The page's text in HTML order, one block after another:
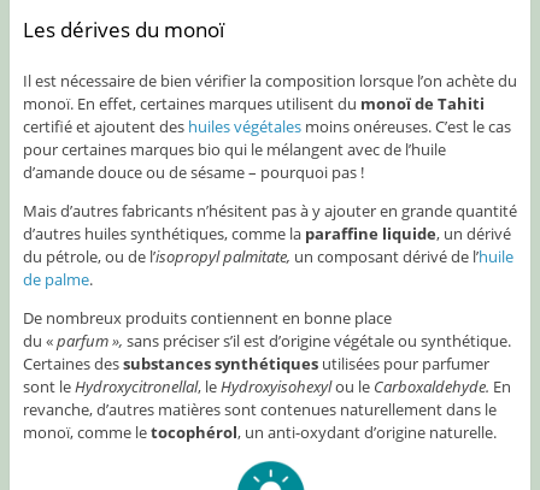
Les dérives du monoï
Il est nécessaire de bien vérifier la composition lorsque l’on achète du
monoï. En effet, certaines marques utilisent du monoï de Tahiti
certifié et ajoutent des huiles végétalesmoins onéreuses. C’est le cas
pour certaines marques bio qui le mélangent avec de l’huile
d’amande douce ou de sésame – pourquoi pas !
Mais d’autres fabricants n’hésitent pas à y ajouter en grande quantité
d’autres huiles synthétiques, comme la paraffine liquide, un dérivé
du pétrole, ou de l’isopropyl palmitate, un composant dérivé de l’huile
de palme.
De nombreux produits contiennent en bonne place
du «parfum », sans préciser s’il est d’origine végétale ou synthétique.
Certaines dessubstances synthétiquesutilisées pour parfumer
sont leHydroxycitronellal, leHydroxyisohexylou leCarboxaldehyde. En
revanche, d’autres matières sont contenues naturellement dans le
monoï, comme letocophérol, un anti-oxydant d’origine naturelle.